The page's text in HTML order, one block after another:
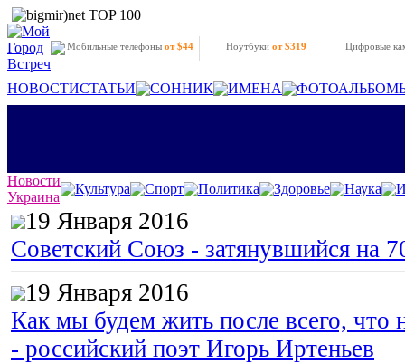
Мобильные телефоны от $44 Ноутбукиот $319 Цифровые
НОВОСТИСТАТЬИ СОННИК ИМЕНА
Новости
Украина
Культура Спорт Политика Здоровье Наука
19 Января 2016
Советский Союз - затянувшийся на
19 Января 2016
Как мы будем жить после всего, что
- российский поэт Игорь Иртеньев